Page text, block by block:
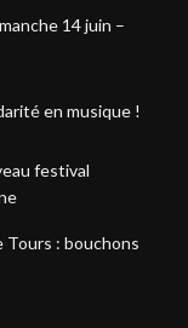
14 juin –
en musique !
festival
Tours : bouchons